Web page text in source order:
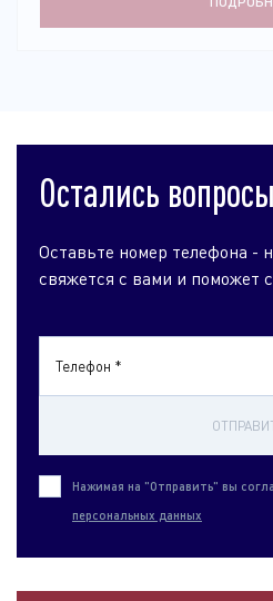
Остались
Оставьте номер телефона -
свяжется с вами и поможет
Телефон *
Нажимая на "Отправить" вы
персональных данных